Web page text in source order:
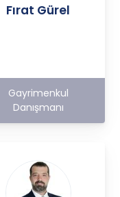
Fırat Gürel
Gayrimenkul
Danışmanı